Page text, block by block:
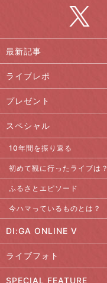
最新記事
ライブレポ
プレゼント
スペシャル
10年間を振り返る
初めて観に行ったライブは？
ふるさとエピソード
今ハマっているものとは？
DI:GA ONLINE V
ライブフォト
SPECIAL FEATURE